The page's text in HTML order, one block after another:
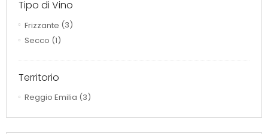
Tipo di Vino
Frizzante (3)
Secco (1)
Territorio
Reggio Emilia (3)